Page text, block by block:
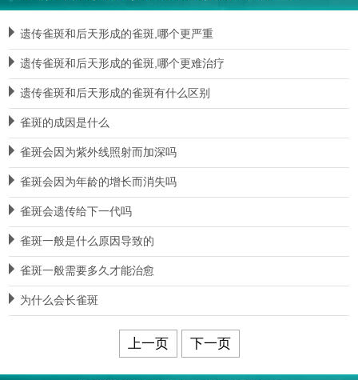
遗传雀斑和后天形成的雀斑,哪个更严重
遗传雀斑和后天形成的雀斑,哪个更难治疗
遗传雀斑和后天形成的雀斑有什么区别
雀斑的成因是什么
雀斑会因为紫外线照射而加深吗
雀斑会因为年龄的增长而消失吗
雀斑会遗传给下一代吗
雀斑一般是什么原因导致的
雀斑一般需要多久才能治愈
为什么会长雀斑
上一页 下一页